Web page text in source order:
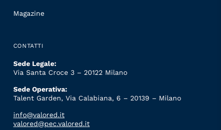
Magazine
CONTATTI
Sede Legale:
Via Santa Croce 3 – 20122 Milano
Sede Operativa:
Talent Garden, Via Calabiana, 6 – 20139 – Milano
info@valored.it
valored@pec.valored.it